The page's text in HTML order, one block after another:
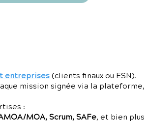
entreprises(clients finaux ou ESN).
mission signée via la plateforme,
:
MOA, Scrum, SAFe, et bien plus